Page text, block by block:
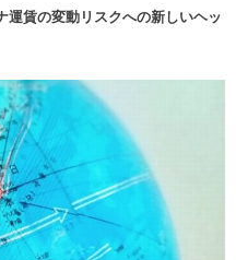
運賃の変動リスクへの新しいヘッ